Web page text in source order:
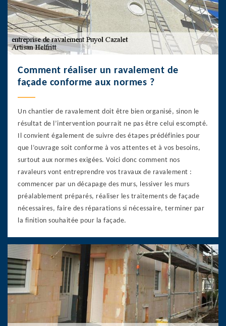
Comment réaliser un ravalement de
façade conforme aux normes ?
Un chantier de ravalement doit être bien organisé, sinon le
résultat de l’intervention pourrait ne pas être celui escompté.
Il convient également de suivre des étapes prédéfinies pour
que l’ouvrage soit conforme à vos attentes et à vos besoins,
surtout aux normes exigées. Voici donc comment nos
ravaleurs vont entreprendre vos travaux de ravalement :
commencer par un décapage des murs, lessiver les murs
préalablement préparés, réaliser les traitements de façade
nécessaires, faire des réparations si nécessaire, terminer par
la finition souhaitée pour la façade.